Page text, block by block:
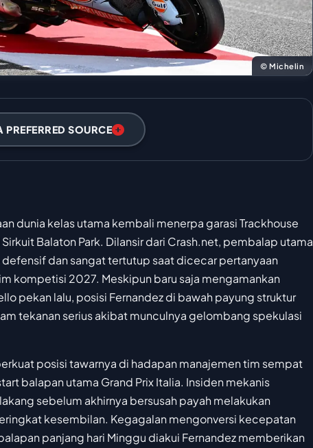
© Michelin
PREFERRED SOURCE
dunia kelas utama kembali menerpa garasi Trackhouse
Balaton Park. Dilansir dari Crash.net, pembalap utama
dan sangat tertutup saat dicecar pertanyaan
kompetisi 2027. Meskipun baru saja mengamankan
pekan lalu, posisi Fernandez di bawah payung struktur
tekanan serius akibat munculnya gelombang spekulasi
posisi tawarnya di hadapan manajemen tim sempat
balapan utama Grand Prix Italia. Insiden mekanis
sebelum akhirnya bersusah payah melakukan
kesembilan. Kegagalan mengonversi kecepatan
panjang hari Minggu diakui Fernandez memberikan